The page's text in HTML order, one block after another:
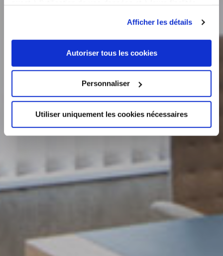
tout moment en consultant la Déclaration relative aux
cookies ou en cliquant sur l'icône de confidentialité.
géographique qui peuvent être précises à plusieurs
mètres près
Identifier votre appareil en l'analysant activement
(empreintes digitales).
personnelles et définir vos préférences, reportez-vous à
section « Détails »
. Vous pouvez modifier ou retirer
votre consentement à tout moment à partir de la
Afficher les détails
Autoriser tous les cookies
Personnaliser
Utiliser uniquement les cookies nécessaires
sous forme de galerie. C’est à découvrir